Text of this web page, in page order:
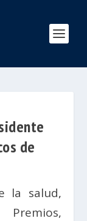
de
la salud,
Premios,